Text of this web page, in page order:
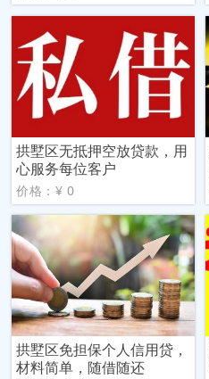
拱墅区无抵押空放贷款，用
心服务每位客户
价格：¥ 0
拱墅区免担保个人信用贷，
材料简单，随借随还